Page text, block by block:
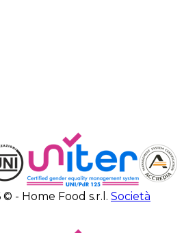
- Home Food s.r.l. Società